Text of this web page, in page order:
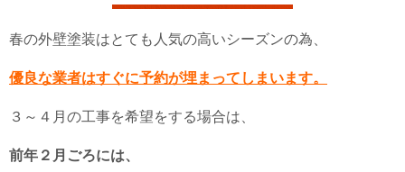
春の外壁塗装はとても人気の高いシーズンの為、
優良な業者はすぐに予約が埋まってしまいます。
３～４月の工事を希望をする場合は、
前年２月ごろには、